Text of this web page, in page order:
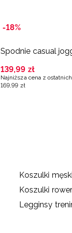
-18%
Spodnie casual
139,99 zł
Najniższa cena z
169 ,99 zł
Koszulki
Koszulki
Legginsy